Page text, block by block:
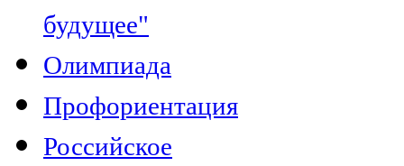
будущее"
Олимпиада
Профориентация
Российское